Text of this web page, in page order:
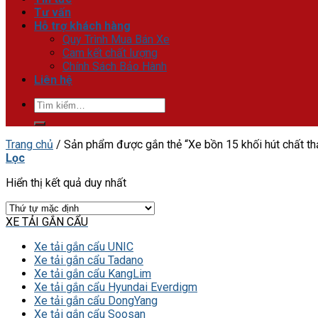
Tư vấn
Hỗ trợ khách hàng
Quy Trình Mua Bán Xe
Cam kết chất lượng
Chính Sách Bảo Hành
Liên hệ
Tìm
kiếm:
Trang chủ / Sản phẩm được gắn thẻ “Xe bồn 15 khối hút chất
Lọc
Hiển thị kết quả duy nhất
XE TẢI GẮN CẨU
Xe tải gắn cẩu UNIC
Xe tải gắn cẩu Tadano
Xe tải gắn cẩu KangLim
Xe tải gắn cẩu Hyundai Everdigm
Xe tải gắn cẩu DongYang
Xe tải gắn cẩu Soosan